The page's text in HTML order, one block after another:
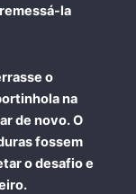
la
o
na
de novo. O
fossem
o desafio e